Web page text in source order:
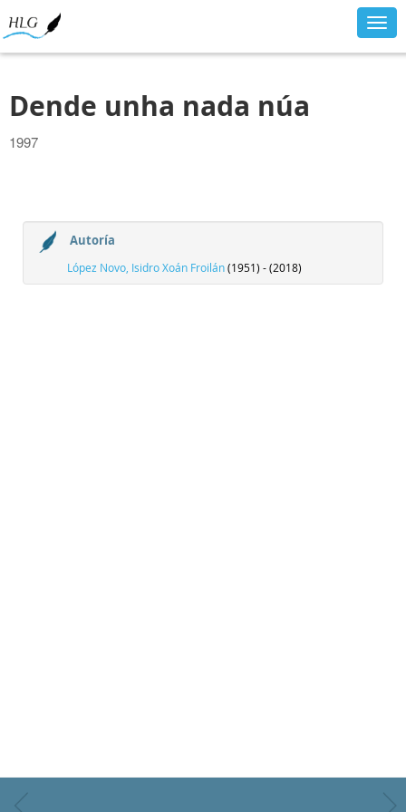
Dende unha nada núa
1997
Autoría
López Novo, Isidro Xoán Froilán(1951) - (2018)